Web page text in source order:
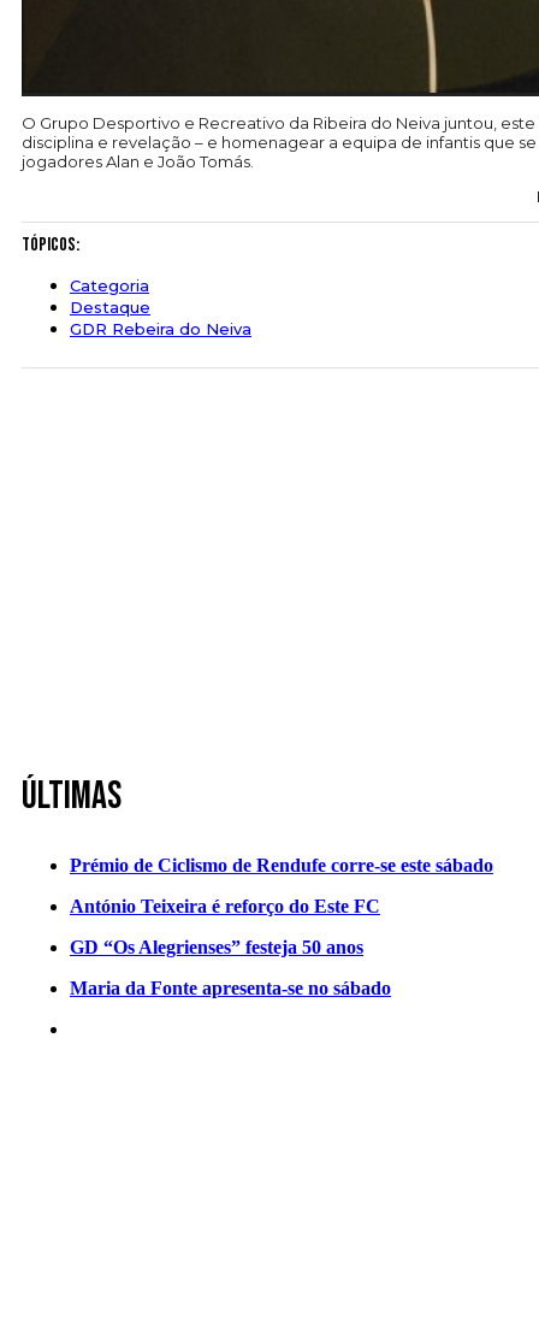
O Grupo Desportivo e Recreativo da Ribeira do Neiva juntou,
disciplina e revelação – e homenagear a equipa de infantis que
jogadores Alan e João Tomás.
Tópicos:
Categoria
Destaque
GDR Rebeira do Neiva
Últimas
Prémio de Ciclismo de Rendufe corre-se este sábado
António Teixeira é reforço do Este FC
GD “Os Alegrienses” festeja 50 anos
Maria da Fonte apresenta-se no sábado